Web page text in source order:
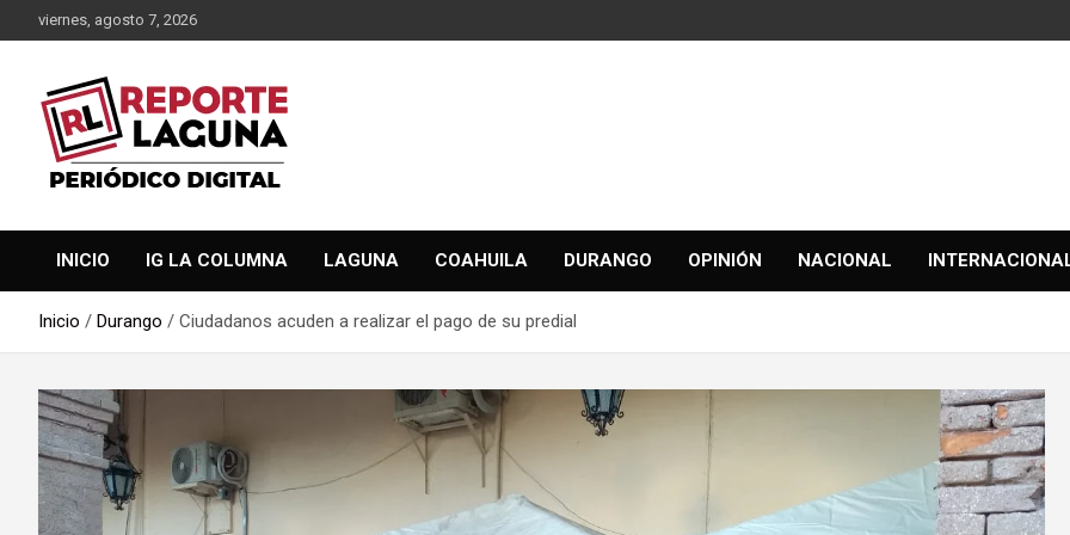
al
viernes, agosto 7, 2026
Reporte Laguna
INICIO IG LA COLUMNA LAGUNA COAHUILA DURANGO OPINIÓN NACIONAL
Inicio Durango Ciudadanos acuden a realizar el pago de su predial